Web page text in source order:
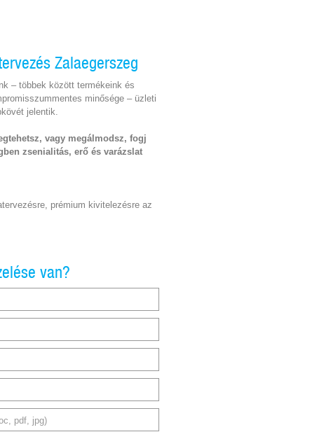
Zalaegerszeg
– többek között termékeink és
minősége – üzleti
jelentik.
vagy megálmodsz, fogj
zsenialitás, erő és varázslat
prémium kivitelezésre az
van?
pdf, jpg)